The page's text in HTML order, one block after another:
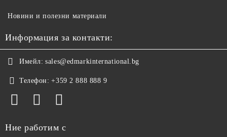
Новини и полезни материали
Информация за контакти:
Имейл: sales@edmarkinternational.bg
Телефон: +359 2 888 888 9
Ние работим с